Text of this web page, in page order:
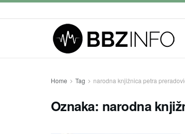
Home Tag narodna knjižnica petra
Oznaka: narodna